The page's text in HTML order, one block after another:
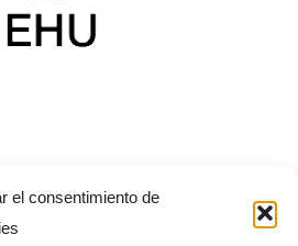
el consentimiento de